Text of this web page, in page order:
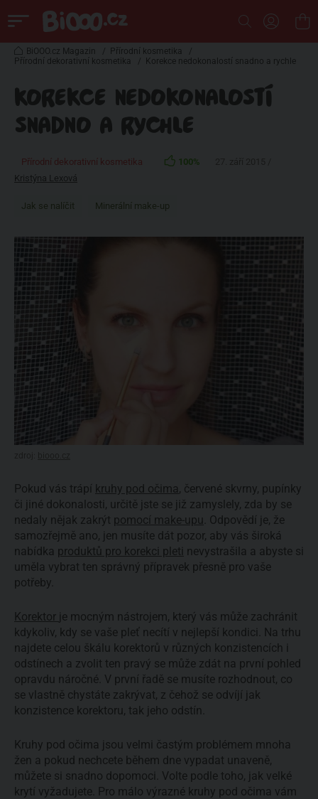
BiOOO.cz Magazin / Přírodní kosmetika
/
Přírodní dekorativní kosmetika
/ Korekce nedokonalostí snadno a rychle
KOREKCE NEDOKONALOSTÍ
SNADNO A RYCHLE
Přírodní dekorativní kosmetika 100%
Kristýna Lexová
Jak se nalíčit Minerální make-up
Pokud vás trápí kruhy pod očima, červené skvrny, pupínky
či jiné dokonalosti, určitě jste se již zamyslely, zda by se
nedaly nějak zakrýt pomocí make-upu . Odpovědí je, že
samozřejmě ano, jen musíte dát pozor, aby vás široká
nabídka produktů pro korekci pleti nevystrašila a abyste si
uměla vybrat ten správný přípravek přesně pro vaše
potřeby.
Korektor je mocným nástrojem, který vás může zachránit
kdykoliv, kdy se vaše pleť necítí v nejlepší kondici. Na trhu
najdete celou škálu korektorů v různých konzistencích i
odstínech a zvolit ten pravý se může zdát na první pohled
opravdu náročné. V první řadě se musíte rozhodnout, co
se vlastně chystáte zakrývat, z čehož se odvíjí jak
konzistence korektoru, tak jeho odstín.
Kruhy pod očima jsou velmi častým problémem mnoha
žen a pokud nechcete během dne vypadat unaveně,
můžete si snadno dopomoci. Volte podle toho, jak velké
krytí vyžadujete. Pro málo výrazné kruhy pod očima vám